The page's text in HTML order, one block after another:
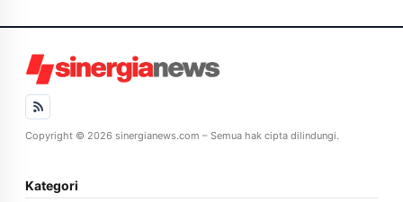
Copyright © 2026 sinergianews.com – Semua hak cipta dilindungi.
Kategori